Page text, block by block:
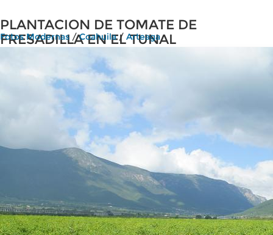
PLANTACION DE TOMATE DE
FRESADILLA EN EL TUNAL
Fotos Modernas /Coahuila/ Arteaga